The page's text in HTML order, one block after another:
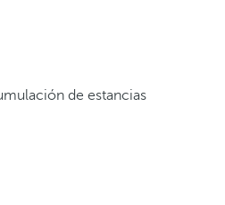
de estancias